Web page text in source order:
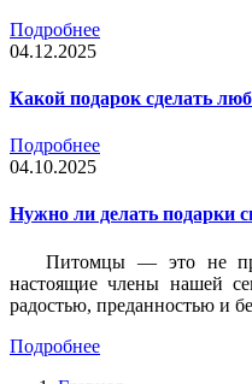
Подробнее
04.12.2025
Какой подарок сделать
Подробнее
04.10.2025
Нужно ли делать подарки
Питомцы — это не
настоящие члены нашей
радостью, преданностью и
Подробнее